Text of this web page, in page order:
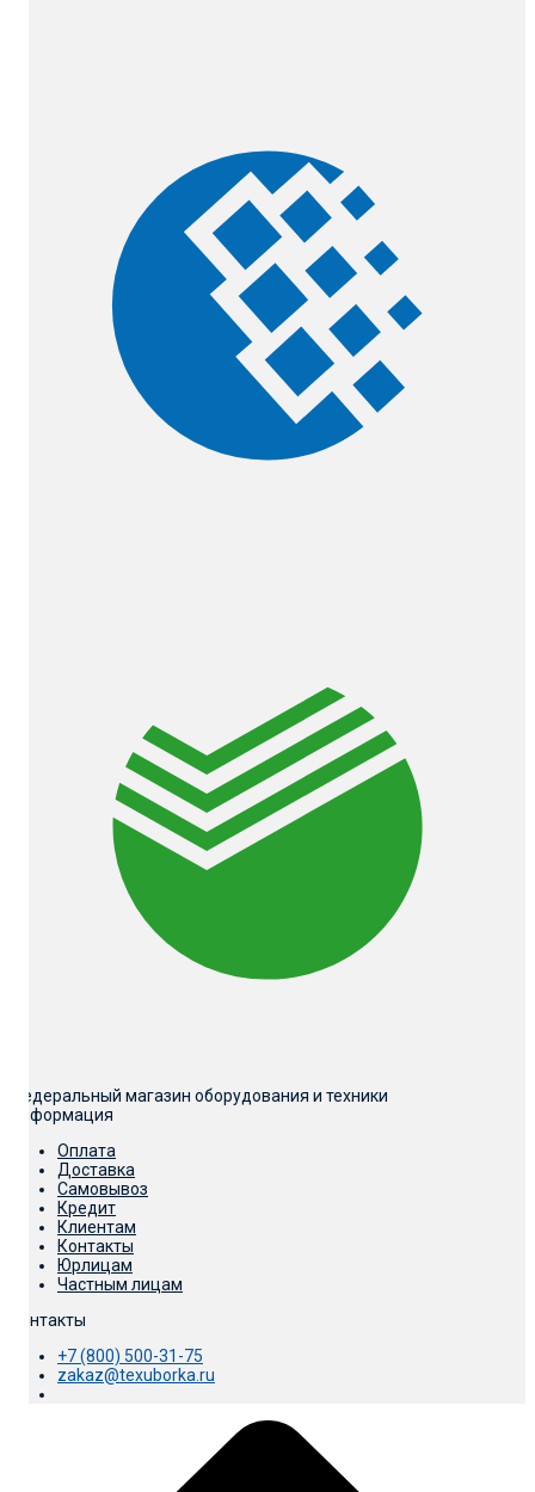
Федеральный магазин оборудования и техники
Информация
Оплата
Доставка
Самовывоз
Кредит
Клиентам
Контакты
Юрлицам
Частным лицам
Контакты
+7 (800) 500-31-75
zakaz@texuborka.ru